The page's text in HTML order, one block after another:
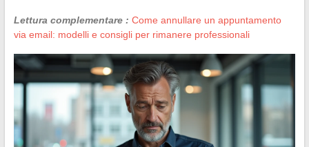
Lettura complementare : Come annullare un appuntamento
via email: modelli e consigli per rimanere professionali